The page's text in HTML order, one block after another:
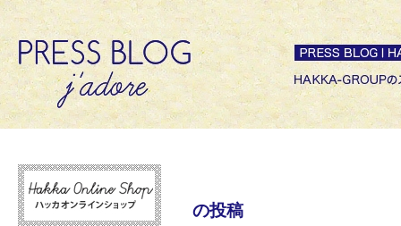
の投稿